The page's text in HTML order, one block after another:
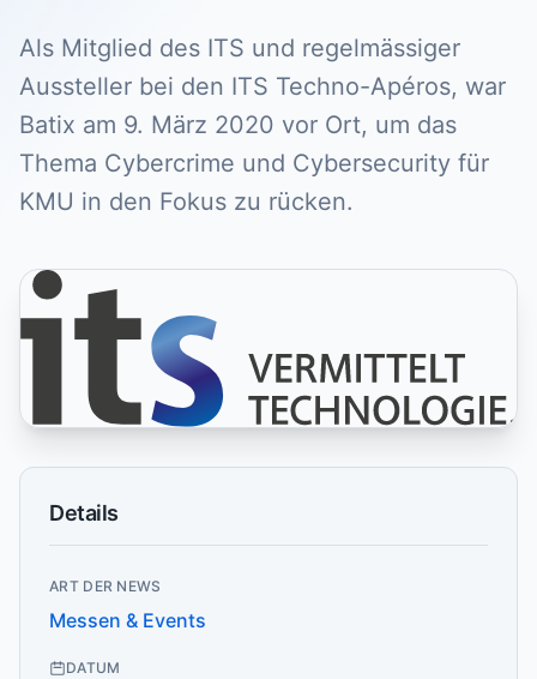
Als Mitglied des ITS und regelmässiger
Aussteller bei den ITS Techno-Apéros, war
Batix am 9. März 2020 vor Ort, um das
Thema Cybercrime und Cybersecurity für
KMU in den Fokus zu rücken.
Details
ART DER NEWS
Messen & Events
DATUM